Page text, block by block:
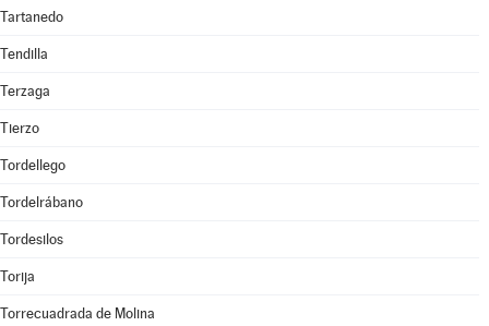
Tartanedo
Tendilla
Terzaga
Tierzo
Tordellego
Tordelrábano
Tordesilos
Torija
Torrecuadrada de Molina